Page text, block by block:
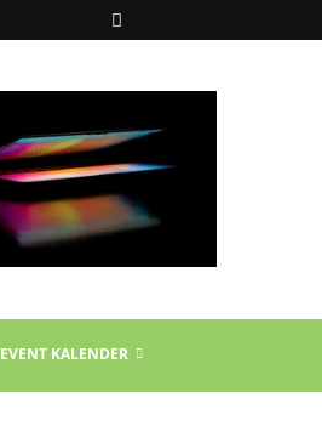
EVENT KALENDER